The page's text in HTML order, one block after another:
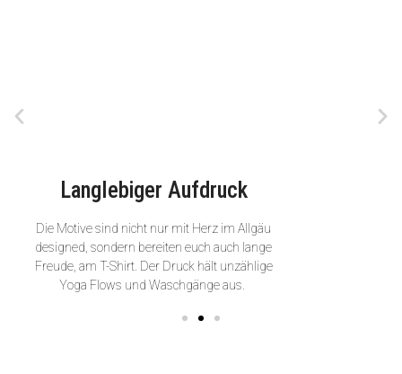
Langlebiger Aufdruck
Die Motive sind nicht nur mit Herz im Allgäu
designed, sondern bereiten euch auch lange
Freude, am T-Shirt. Der Druck hält unzählige
Yoga Flows und Waschgänge aus.